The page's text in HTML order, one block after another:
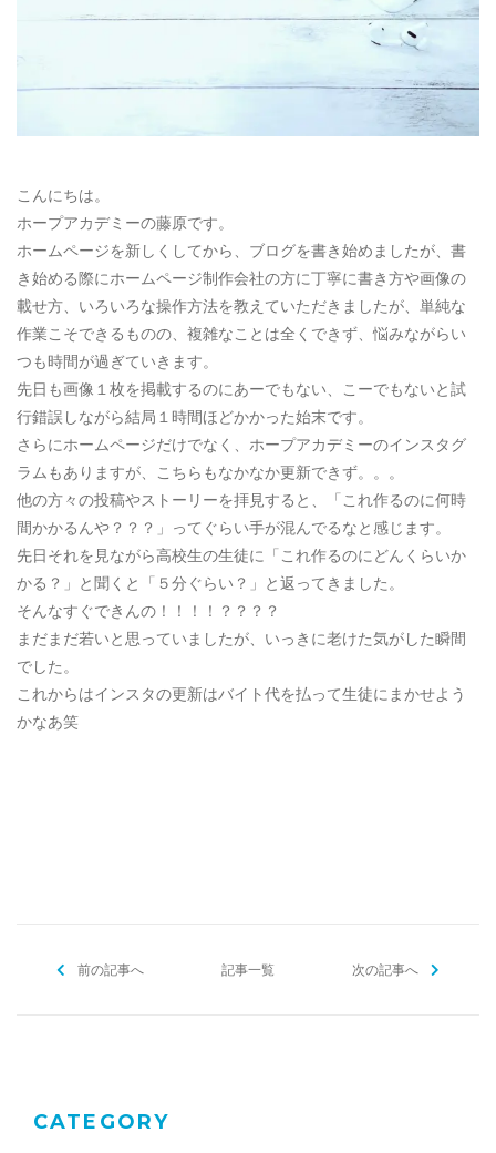
CONTACT
こんにちは。
ホープアカデミーの藤原です。
ホームページを新しくしてから、ブログを書き始めましたが、書
き始める際にホームページ制作会社の方に丁寧に書き方や画像の
載せ方、いろいろな操作方法を教えていただきましたが、単純な
作業こそできるものの、複雑なことは全くできず、悩みながらい
つも時間が過ぎていきます。
先日も画像１枚を掲載するのにあーでもない、こーでもないと試
行錯誤しながら結局１時間ほどかかった始末です。
さらにホームページだけでなく、ホープアカデミーのインスタグ
ラムもありますが、こちらもなかなか更新できず。。。
他の方々の投稿やストーリーを拝見すると、「これ作るのに何時
間かかるんや？？？」ってぐらい手が混んでるなと感じます。
先日それを見ながら高校生の生徒に「これ作るのにどんくらいか
かる？」と聞くと「５分ぐらい？」と返ってきました。
そんなすぐできんの！！！！？？？？
まだまだ若いと思っていましたが、いっきに老けた気がした瞬間
でした。
これからはインスタの更新はバイト代を払って生徒にまかせよう
かなあ笑
前の記事へ 記事一覧 次の記事へ
CATEGORY